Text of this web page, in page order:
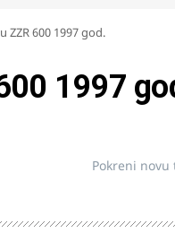
ZZR 600 1997 god.
1997
Pokreni novu